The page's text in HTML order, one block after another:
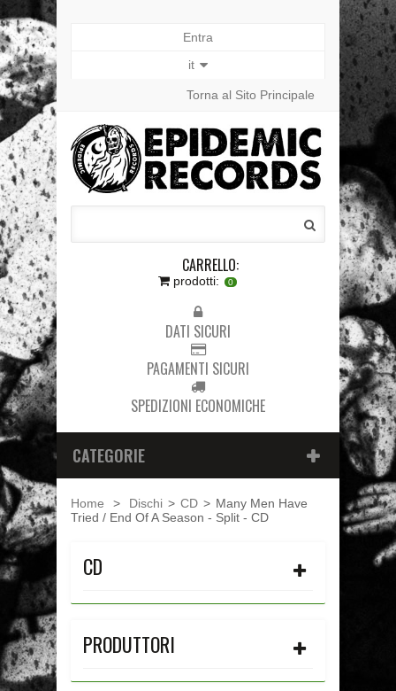
Entra
it
Torna al Sito Principale
CARRELLO:
prodotti: 0
DATI SICURI
PAGAMENTI SICURI
SPEDIZIONI ECONOMICHE
CATEGORIE
Home > Dischi > CD > Many Men Have
Tried / End Of A Season - Split - CD
CD
PRODUTTORI